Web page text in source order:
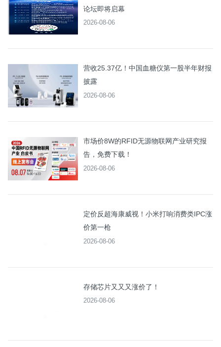
论坛即将启幕
2026-08-06
营收25.37亿！中国血糖仪第一股半年财报
披露
2026-08-06
市场价8W的RFID无源物联网产业研究报
告，免费下载！
2026-08-06
定价反超海康威视！小米打响消费类IPC涨
价第一枪
2026-08-06
存储芯片又又又涨价了！
2026-08-06